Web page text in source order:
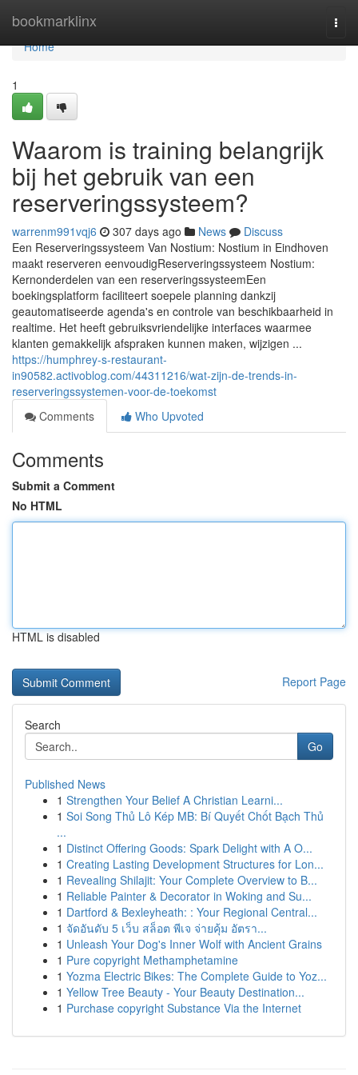
bookmarklinx
Home
Home
1
Waarom is training belangrijk
bij het gebruik van een
reserveringssysteem?
warrenm991vqj6 307 days ago News
Discuss
Een Reserveringssysteem Van Nostium: Nostium in Eindhoven
maakt reserveren eenvoudigReserveringssysteem Nostium:
Kernonderdelen van een reserveringssysteemEen
boekingsplatform faciliteert soepele planning dankzij
geautomatiseerde agenda's en controle van beschikbaarheid in
realtime. Het heeft gebruiksvriendelijke interfaces waarmee
klanten gemakkelijk afspraken kunnen maken, wijzigen ...
https://humphrey-s-restaurant-
in90582.activoblog.com/44311216/wat-zijn-de-trends-in-
reserveringssystemen-voor-de-toekomst
Comments
Who Upvoted
Comments
Submit a Comment
No HTML
HTML is disabled
Report Page
Search
Go
Published News
1 Strengthen Your Belief A Christian Learni...
1 Soi Song Thủ Lô Kép MB: Bí Quyết Chốt Bạch Thủ
...
1 Distinct Offering Goods: Spark Delight with A O...
1 Creating Lasting Development Structures for Lon...
1 Revealing Shilajit: Your Complete Overview to B...
1 Reliable Painter & Decorator in Woking and Su...
1 Dartford & Bexleyheath: : Your Regional Central...
1 จัดอันดับ 5 เว็บ สล็อต พีเจ จ่ายคุ้ม อัตรา...
1 Unleash Your Dog's Inner Wolf with Ancient Grains
1 Pure copyright Methamphetamine
1 Yozma Electric Bikes: The Complete Guide to Yoz...
1 Yellow Tree Beauty - Your Beauty Destination...
1 Purchase copyright Substance Via the Internet